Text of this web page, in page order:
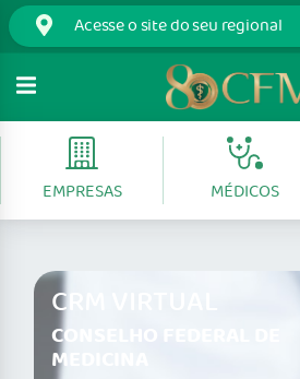
EMPRESAS MÉDICOS
CRM VIRTUAL
CONSELHO FEDERAL DE
MEDICINA